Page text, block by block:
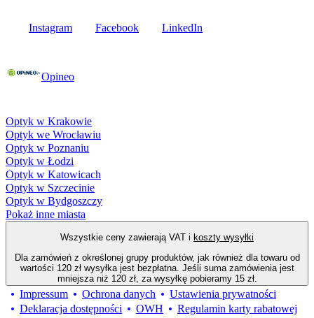
Instagram Facebook LinkedIn
Opineo
Optyk w Krakowie
Optyk we Wrocławiu
Optyk w Poznaniu
Optyk w Łodzi
Optyk w Katowicach
Optyk w Szczecinie
Optyk w Bydgoszczy
Pokaż inne miasta
Wszystkie ceny zawierają VAT i koszty wysyłki
Dla zamówień z określonej grupy produktów, jak również dla towaru od
wartości 120 zł wysyłka jest bezpłatna. Jeśli suma zamówienia jest
mniejsza niż 120 zł, za wysyłkę pobieramy 15 zł.
Impressum Ochrona danych
Ustawienia prywatności
Deklaracja dostępności
OWH Regulamin karty rabatowej